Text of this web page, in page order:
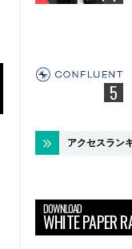
アクセスラン
DOWNLOAD
WHITE PAPER